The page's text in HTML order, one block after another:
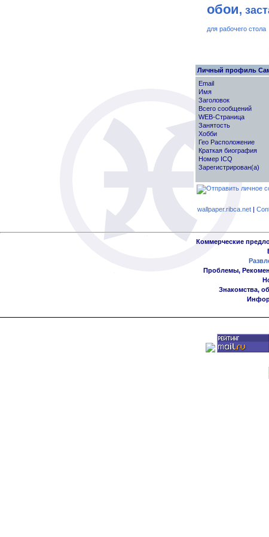
обои,
для рабочего стола
Личный профиль
Email
Имя
Заголовок
Всего сообщений
WEB-Страница
Занятость
Хобби
Гео Расположение
Краткая биография
Номер ICQ
Зарегистрирован(а)
wallpaper.ribca.net|
Коммерческие
Проблемы,
Знакомства,